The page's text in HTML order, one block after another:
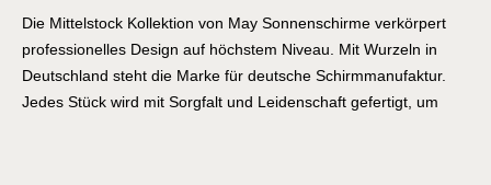
Die Mittelstock Kollektion von May Sonnenschirme verkörpert
professionelles Design auf höchstem Niveau. Mit Wurzeln in
Deutschland steht die Marke für deutsche Schirmmanufaktur.
Jedes Stück wird mit Sorgfalt und Leidenschaft gefertigt, um